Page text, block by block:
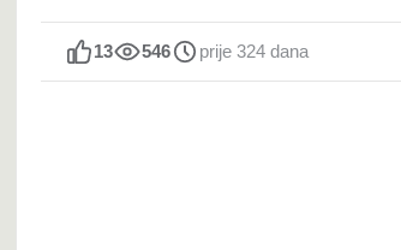
13 546 prije 324 dana